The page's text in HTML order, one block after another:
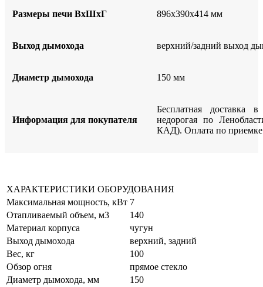
Размеры печи ВхШхГ 896х390х414 мм
Выход дымохода верхний/задний выход
Диаметр дымохода 150 мм
Информация для покупателя
Бесплатная доставка
недорогая по
КАД). Оплата по
ХАРАКТЕРИСТИКИ ОБОРУДОВАНИЯ
Максимальная мощность, кВт 7
Отапливаемый объем, м3
140
Материал корпуса
чугун
Выход дымохода
верхний, задний
Вес, кг
100
Обзор огня
прямое стекло
Диаметр дымохода, мм
150